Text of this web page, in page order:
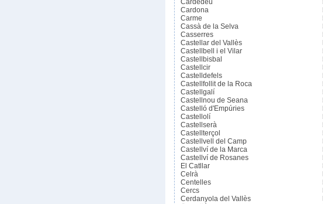
Cardedeu
Cardona
Carme
Cassà de la Selva
Casserres
Castellar del Vallès
Castellbell i el Vilar
Castellbisbal
Castellcir
Castelldefels
Castellfollit de la Roca
Castellgalí
Castellnou de Seana
Castelló d'Empúries
Castellolí
Castellserà
Castellterçol
Castellvell del Camp
Castellví de la Marca
Castellví de Rosanes
El Catllar
Celrà
Centelles
Cercs
Cerdanyola del Vallès